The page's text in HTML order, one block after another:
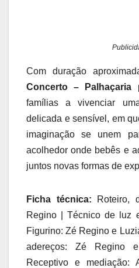
Com duração
Concerto – Palhaçaria
famílias a vivenciar
delicada e sensível, em
imaginação se unem
acolhedor onde bebês e
juntos novas formas de
Ficha técnica: Roteiro,
Regino | Técnico de luz
Figurino: Zé Regino e
adereços: Zé Regino
Receptivo e mediação: